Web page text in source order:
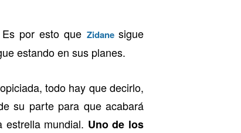
por esto que Zidane sigue
estando en sus planes.
todo hay que decirlo,
su parte para que acabará
mundial. Uno de los